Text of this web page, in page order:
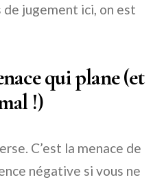
de jugement ici, on est
qui plane (et
!)
C’est la menace de
négative si vous ne